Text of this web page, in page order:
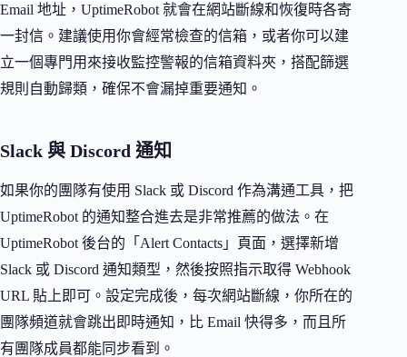
Email 地址，UptimeRobot 就會在網站斷線和恢復時各寄
一封信。建議使用你會經常檢查的信箱，或者你可以建
立一個專門用來接收監控警報的信箱資料夾，搭配篩選
規則自動歸類，確保不會漏掉重要通知。
Slack 與 Discord 通知
如果你的團隊有使用 Slack 或 Discord 作為溝通工具，把
UptimeRobot 的通知整合進去是非常推薦的做法。在
UptimeRobot 後台的「Alert Contacts」頁面，選擇新增
Slack 或 Discord 通知類型，然後按照指示取得 Webhook
URL 貼上即可。設定完成後，每次網站斷線，你所在的
團隊頻道就會跳出即時通知，比 Email 快得多，而且所
有團隊成員都能同步看到。